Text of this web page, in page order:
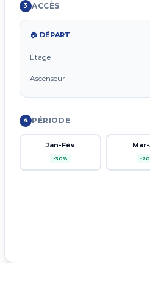
3 ACCÈS
🏠 DÉPART
Étage
Ascenseur
4 PÉRIODE
Jan-Fév
-30% -